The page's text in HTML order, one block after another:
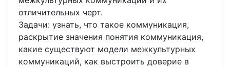
отличительных черт.
Задачи: узнать, что такое коммуникация,
раскрытие значения понятия коммуникация,
какие существуют модели межкультурных
коммуникаций, как выстроить доверие в